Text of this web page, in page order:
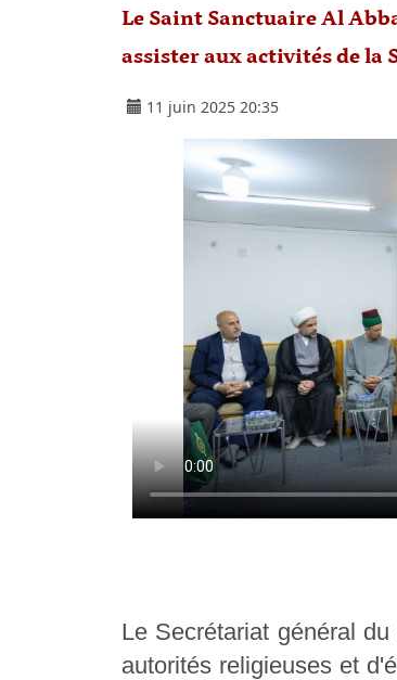
Le Saint Sanctuaire Al
assister aux activités de la
11 juin 2025 20:35
Le Secrétariat général
autorités religieuses et